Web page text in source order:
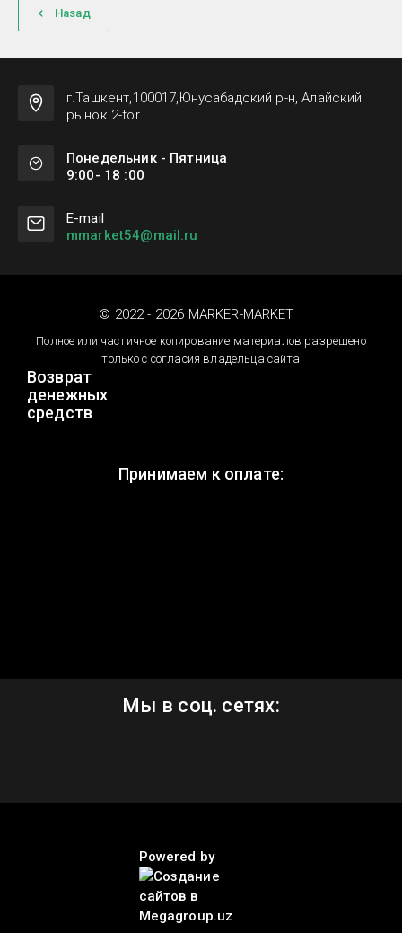
Назад
г.Ташкент,100017,Юнусабадский р-н, Алайский
рынок 2-tor
Понедельник - Пятница
9:00- 18 :00
Е-mail
mmarket54@mail.ru
© 2022 - 2026 MARKER-MARKET
Полное или частичное копирование материалов разрешено
только с согласия владельца сайта
Возврат
денежных
средств
Принимаем к оплате:
Мы в соц. сетях:
Powered by